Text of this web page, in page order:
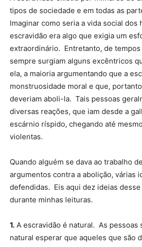
tipos de sociedade e em todas as
Imaginar como seria a vida social dos
escravidão era algo que exigia um
extraordinário. Entretanto, de tempos
sempre surgiam alguns excêntricos
ela, a maioria argumentando que a
monstruosidade moral e que,
deveriam aboli-la. Tais pessoas
diversas reações, que iam desde a
escárnio ríspido, chegando até
violentas.
Quando alguém se dava ao trabalho
argumentos contra a abolição, várias
defendidas. Eis aqui dez ideias
durante minhas leituras.
1. A escravidão é natural. As pessoas
natural esperar que aqueles que são